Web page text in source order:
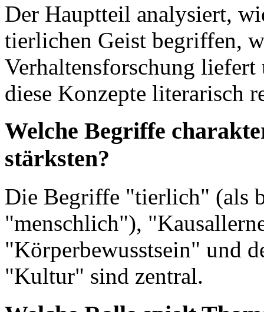
Der Hauptteil analysiert,
tierlichen Geist begriffen,
Verhaltensforschung
diese Konzepte literarisch
Welche Begriffe
stärksten?
Die Begriffe "tierlich" (als
"menschlich"),
"Körperbewusstsein" und
"Kultur" sind zentral.